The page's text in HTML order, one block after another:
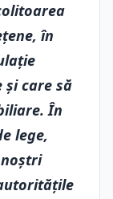
în
care să
În
lege,